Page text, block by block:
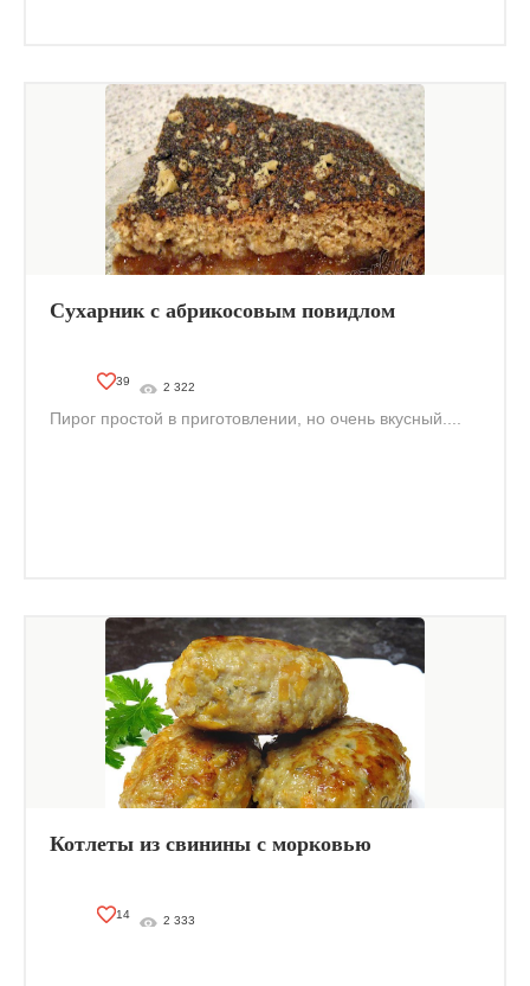
Сухарник с абрикосовым повидлом
39 2 322
Пирог простой в приготовлении, но очень вкусный....
Котлеты из свинины с морковью
14 2 333